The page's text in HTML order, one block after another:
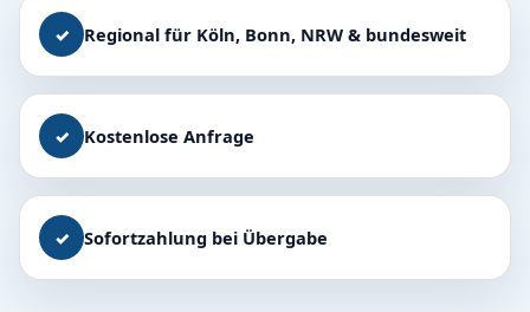
✓ Regional für Köln, Bonn, NRW & bundesweit
✓ Kostenlose Anfrage
✓ Sofortzahlung bei Übergabe